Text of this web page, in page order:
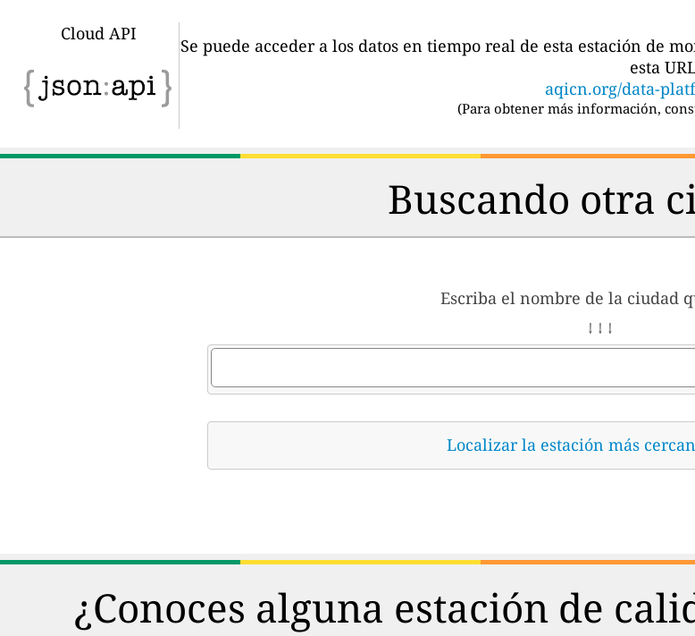
Cloud API
Se puede acceder a los datos en tiempo real de esta estación de
esta
aqicn.org/data-
(Para obtener más información,
Buscando otra
Escriba el nombre de la ciudad
↓ ↓ ↓
Localizar la estación más
¿Conoces alguna estación de